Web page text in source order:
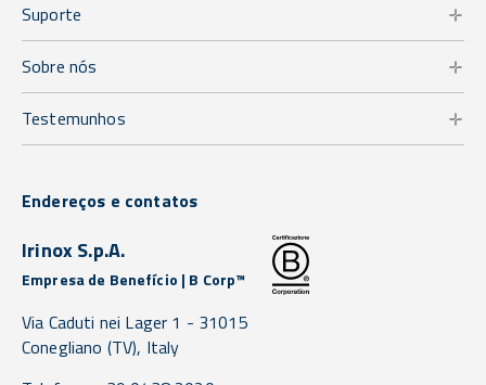
Suporte
Sobre nós
Testemunhos
Endereços e contatos
Irinox S.p.A.
Empresa de Benefício | B Corp™
Via Caduti nei Lager 1 - 31015
Conegliano (TV), Italy